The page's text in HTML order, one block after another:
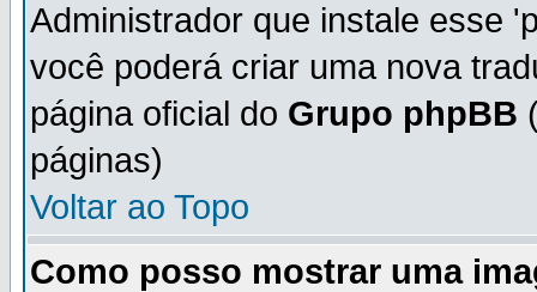
Administrador que instale esse
você poderá criar uma nova
página oficial do Grupo phpBB
páginas)
Voltar ao Topo
Como posso mostrar uma